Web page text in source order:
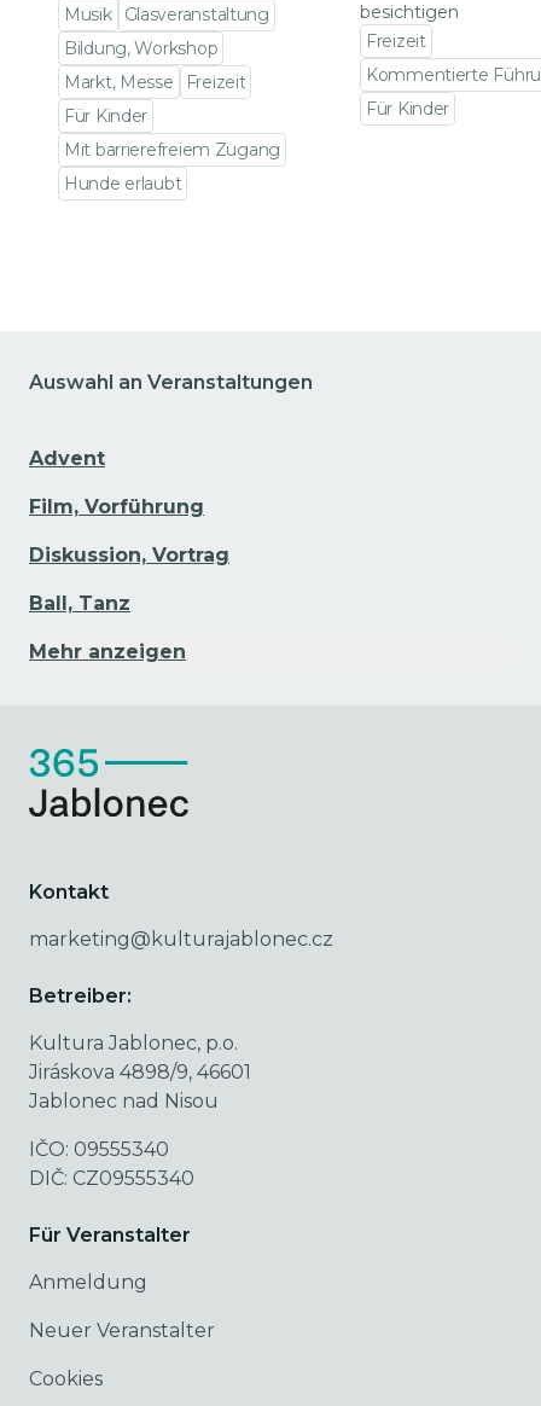
Musik
Glasveranstaltung
Bildung, Workshop
Markt, Messe
Freizeit
Für Kinder
Mit barrierefreiem Zugang
Hunde erlaubt
besichtigen
Freizeit
Kommentierte
Für Kinder
Auswahl an Veranstaltungen
Advent
Film, Vorführung
Diskussion, Vortrag
Ball, Tanz
Mehr anzeigen
Kontakt
marketing@kulturajablonec.cz
Betreiber:
Kultura Jablonec, p.o.
Jiráskova 4898/9, 46601
Jablonec nad Nisou
IČO: 09555340
DIČ: CZ09555340
Für Veranstalter
Anmeldung
Neuer Veranstalter
Cookies